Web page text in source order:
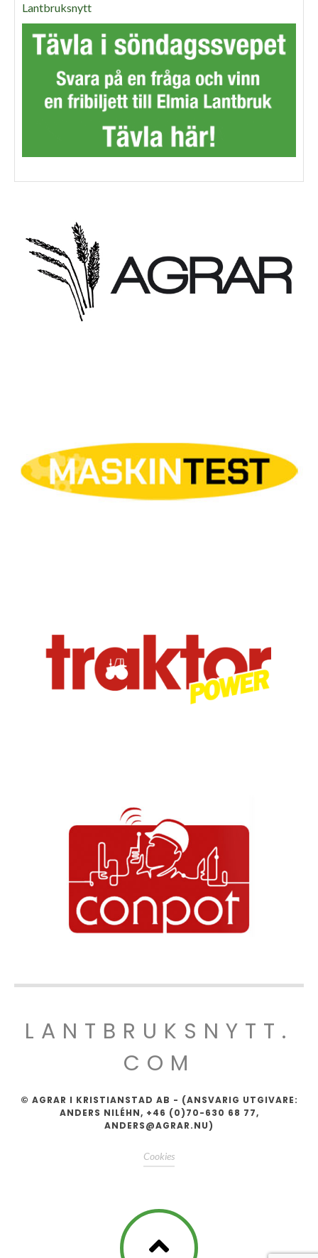
Lantbruksnytt
LANTBRUKSNYTT.
COM
© AGRAR I KRISTIANSTAD AB - (ANSVARIG UTGIVARE:
ANDERS NILÉHN, +46 (0)70-630 68 77,
ANDERS@AGRAR.NU)
Cookies